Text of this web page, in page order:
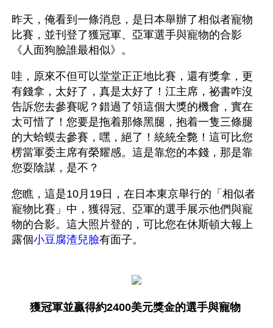
昨天，俺看到一條消息，是日本舉辦了相似者寵物
比賽，並刊登了獲冠軍、亞軍選手與寵物的合影
《人面狗臉誰最相似》。
哇，原來不但可以堂堂正正地比賽，還有獎拿，更
有錢拿，太好了，真是太好了！江主席，祕書咋沒
告訴您去參賽呢？錯過了領這個大獎的機會，實在
太可惜了！您要是拖着那條黑腿，抱着一隻三條腿
的大蛤蟆去參賽，嘿，絕了！統統全斃！這可比您
楞當軍委主席有榮耀感。這是靠您的本錢，那是靠
您耍陰謀，是不？
您瞧，這是10月19日，在日本東京舉行的「相似者
寵物比賽」中，獲得冠、亞軍的選手展示他們與寵
物的合影。這大照片登的，可比您在休斯頓大報上
露個小豆腐渣兒臉有面子。
獲冠軍並贏得約2400美元獎金的選手與寵物